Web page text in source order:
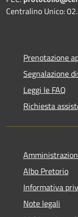
Centralino Unico:
Prenotazione
Segnalazione
Leggi le FAQ
Richiesta
Albo Pretorio
Informativa
Note legali